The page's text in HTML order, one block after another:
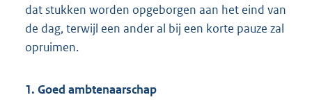
dat stukken worden opgeborgen aan het eind van
de dag, terwijl een ander al bij een korte pauze zal
opruimen.
1. Goed ambtenaarschap